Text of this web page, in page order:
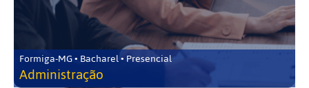
Formiga-MG • Bacharel • Presencial
Administração